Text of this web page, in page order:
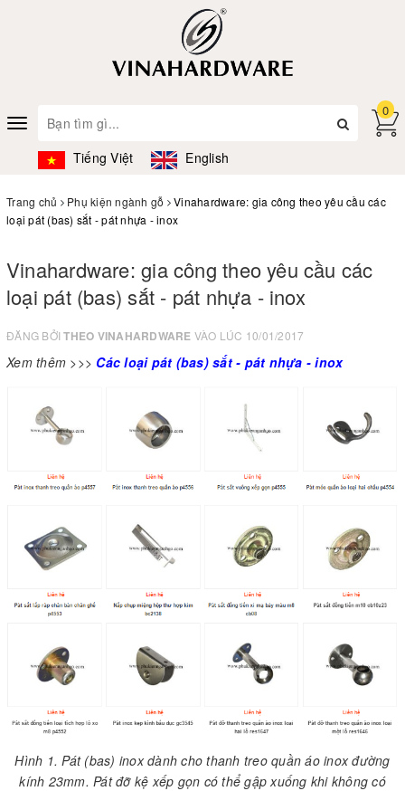
Toggle
navigation
Tiếng Việt English
0
Trang chủ Phụ kiện ngành gỗ
Vinahardware: gia công theo yêu cầu các
loại pát (bas) sắt - pát nhựa - inox
Vinahardware: gia công theo yêu cầu các
loại pát (bas) sắt - pát nhựa - inox
ĐĂNG BỞITHEO VINAHARDWARE VÀO LÚC 10/01/2017
Xem thêm >>> Các loại pát (bas) sắt - pát nhựa - inox
Hình 1. Pát (bas) inox dành cho thanh treo quần áo inox đường
kính 23mm. Pát đỡ kệ xếp gọn có thể gập xuống khi không có